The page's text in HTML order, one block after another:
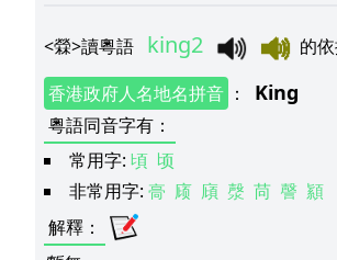
<檾>讀粵語 king2 的
香港政府人名地名拼音 ： King
粵語同音字有 ：
常用字: 頃 顷
非常用字: 䯧 庼 廎 漀 苘 謦 顈
解釋 ：